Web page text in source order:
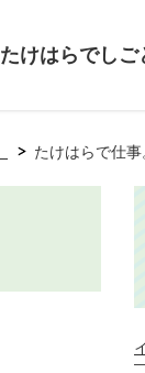
たけはらでしご
たけはらで仕事